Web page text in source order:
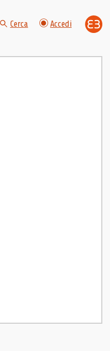
Cerca Accedi